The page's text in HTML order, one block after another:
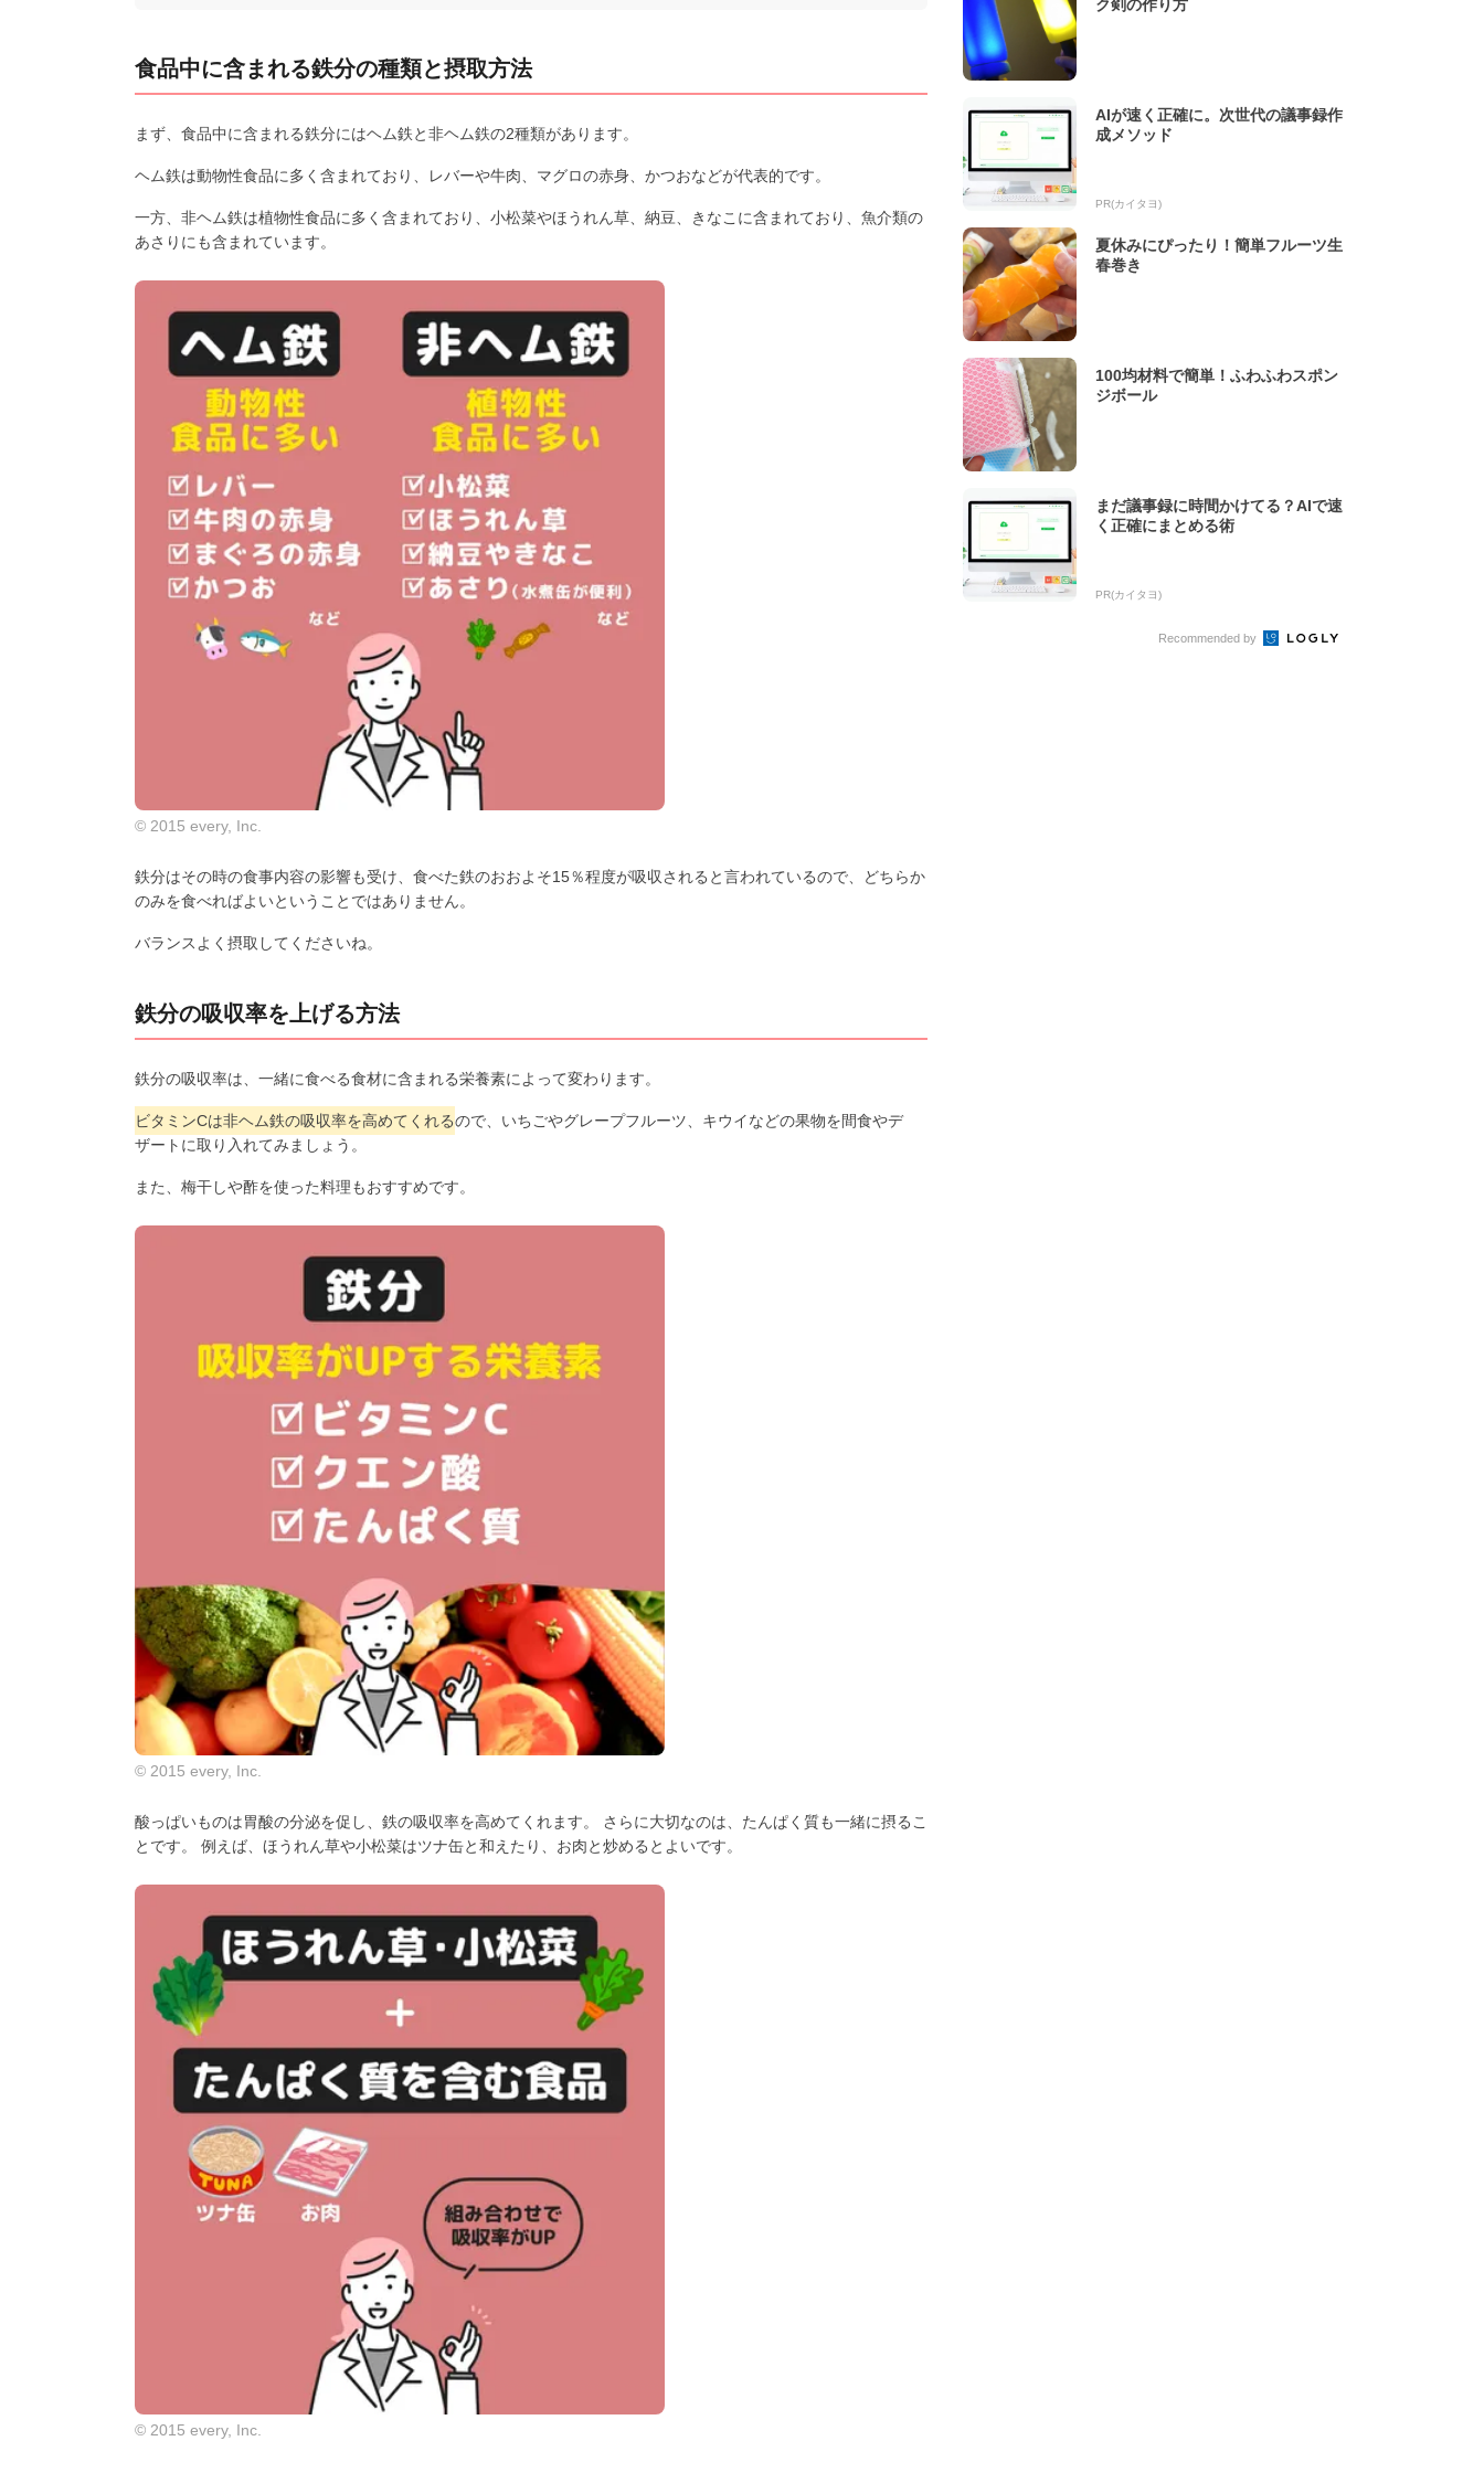
食品中に含まれる鉄分の種類と摂取方法
まず、食品中に含まれる鉄分にはヘム鉄と非ヘム鉄の2種類があります。
ヘム鉄は動物性食品に多く含まれており、レバーや牛肉、マグロの赤身、かつおなどが代表的です。
一方、非ヘム鉄は植物性食品に多く含まれており、小松菜やほうれん草、納豆、きなこに含まれており、魚介類の
あさりにも含まれています。
© 2015 every, Inc.
鉄分はその時の食事内容の影響も受け、食べた鉄のおおよそ15％程度が吸収されると言われているので、どちらか
のみを食べればよいということではありません。
バランスよく摂取してくださいね。
鉄分の吸収率を上げる方法
鉄分の吸収率は、一緒に食べる食材に含まれる栄養素によって変わります。
ビタミンCは非ヘム鉄の吸収率を高めてくれるので、いちごやグレープフルーツ、キウイなどの果物を間食やデ
ザートに取り入れてみましょう。
また、梅干しや酢を使った料理もおすすめです。
© 2015 every, Inc.
酸っぱいものは胃酸の分泌を促し、鉄の吸収率を高めてくれます。 さらに大切なのは、たんぱく質も一緒に摂るこ
とです。 例えば、ほうれん草や小松菜はツナ缶と和えたり、お肉と炒めるとよいです。
© 2015 every, Inc.
ク剣の作り方
AIが速く正確に。次世代の議事録作
成メソッド
PR(カイタヨ)
夏休みにぴったり！簡単フルーツ生
春巻き
100均材料で簡単！ふわふわスポン
ジボール
まだ議事録に時間かけてる？AIで速
く正確にまとめる術
PR(カイタヨ)
Recommended by